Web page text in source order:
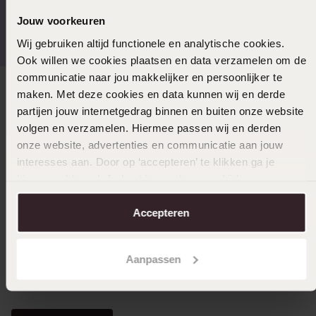
Jouw voorkeuren
Wij gebruiken altijd functionele en analytische cookies.
Ook willen we cookies plaatsen en data verzamelen om de
communicatie naar jou makkelijker en persoonlijker te
maken. Met deze cookies en data kunnen wij en derde
partijen jouw internetgedrag binnen en buiten onze website
volgen en verzamelen. Hiermee passen wij en derden
onze website, advertenties en communicatie aan jouw
interesses aan. Door op ‘accepteren’ te klikken ga je
aanpassen. Lees er meer over in onscookiebeleid.
Accepteren
Aanpassen
Gratis verzending vanaf
Direct naar
Over Lucardi
Klantendienst